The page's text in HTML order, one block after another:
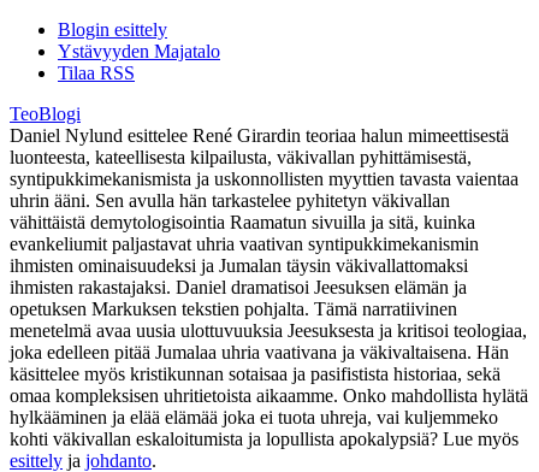
Blogin esittely
Ystävyyden Majatalo
Tilaa RSS
TeoBlogi
Daniel Nylund esittelee René Girardin teoriaa halun mimeettisestä
luonteesta, kateellisesta kilpailusta, väkivallan pyhittämisestä,
syntipukkimekanismista ja uskonnollisten myyttien tavasta vaientaa
uhrin ääni. Sen avulla hän tarkastelee pyhitetyn väkivallan
vähittäistä demytologisointia Raamatun sivuilla ja sitä, kuinka
evankeliumit paljastavat uhria vaativan syntipukkimekanismin
ihmisten ominaisuudeksi ja Jumalan täysin väkivallattomaksi
ihmisten rakastajaksi. Daniel dramatisoi Jeesuksen elämän ja
opetuksen Markuksen tekstien pohjalta. Tämä narratiivinen
menetelmä avaa uusia ulottuvuuksia Jeesuksesta ja kritisoi teologiaa,
joka edelleen pitää Jumalaa uhria vaativana ja väkivaltaisena. Hän
käsittelee myös kristikunnan sotaisaa ja pasifistista historiaa, sekä
omaa kompleksisen uhritietoista aikaamme. Onko mahdollista hylätä
hylkääminen ja elää elämää joka ei tuota uhreja, vai kuljemmeko
kohti väkivallan eskaloitumista ja lopullista apokalypsiä? Lue myös
esittely ja johdanto.